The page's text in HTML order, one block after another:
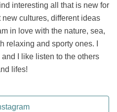
interesting all that is new for
cultures, different ideas
in love with the nature, sea,
relaxing and sporty ones. I
I like listen to the others
lifes!